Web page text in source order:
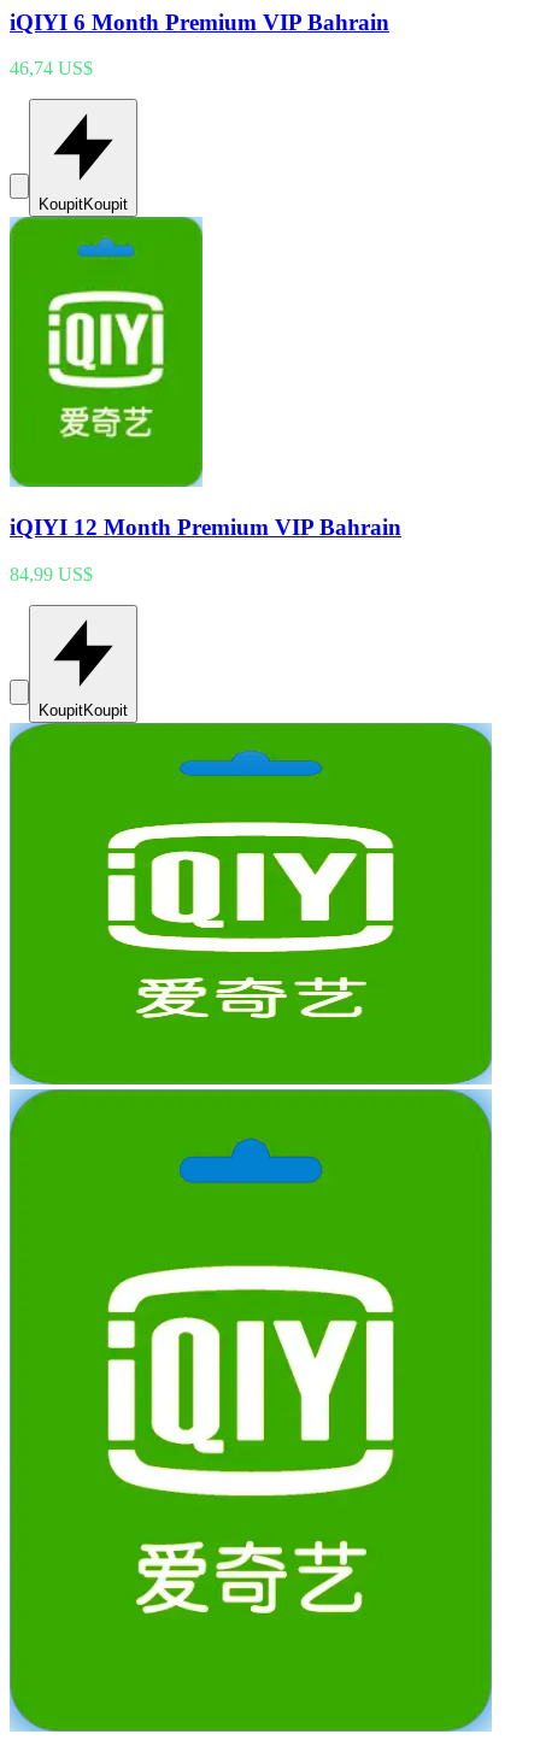
iQIYI 6 Month Premium VIP Bahrain
46,74 US$
KoupitKoupit
iQIYI 12 Month Premium VIP Bahrain
84,99 US$
KoupitKoupit